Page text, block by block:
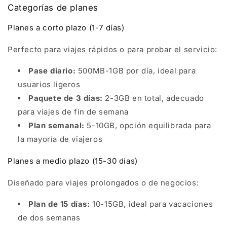
Categorías de planes
Planes a corto plazo (1-7 días)
Perfecto para viajes rápidos o para probar el servicio:
Pase diario: 500MB-1GB por día, ideal para
usuarios ligeros
Paquete de 3 días: 2-3GB en total, adecuado
para viajes de fin de semana
Plan semanal: 5-10GB, opción equilibrada para
la mayoría de viajeros
Planes a medio plazo (15-30 días)
Diseñado para viajes prolongados o de negocios:
Plan de 15 días: 10-15GB, ideal para vacaciones
de dos semanas